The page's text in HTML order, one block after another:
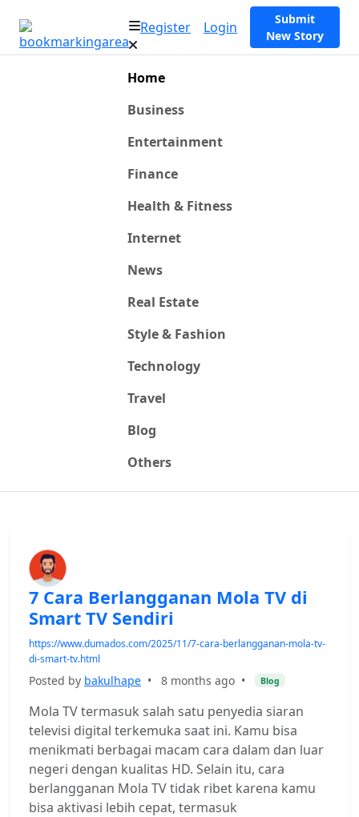
Register Login
Submit
New Story
Home
Business
Entertainment
Finance
Health & Fitness
Internet
News
Real Estate
Style & Fashion
Technology
Travel
Blog
Others
7 Cara Berlangganan Mola TV di
Smart TV Sendiri
https://www.dumados.com/2025/11/7-cara-berlangganan-mola-tv-
di-smart-tv.html
Posted by bakulhape • 8 months ago • Blog
Mola TV termasuk salah satu penyedia siaran
televisi digital terkemuka saat ini. Kamu bisa
menikmati berbagai macam cara dalam dan luar
negeri dengan kualitas HD. Selain itu, cara
berlangganan Mola TV tidak ribet karena kamu
bisa aktivasi lebih cepat, termasuk